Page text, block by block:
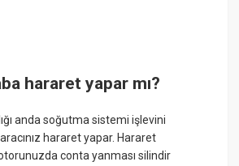
hararet yapar mı?
anda soğutma sistemi işlevini
hararet yapar. Hararet
conta yanması silindir